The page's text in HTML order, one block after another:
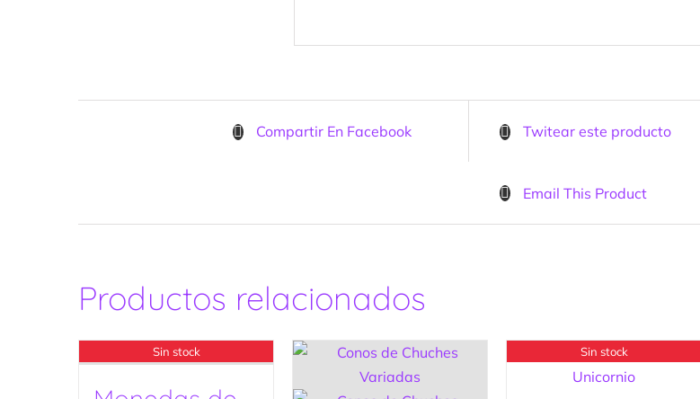
Compartir En Facebook Twitear este producto
Email This Product
Productos relacionados
Sin stock Sin stock